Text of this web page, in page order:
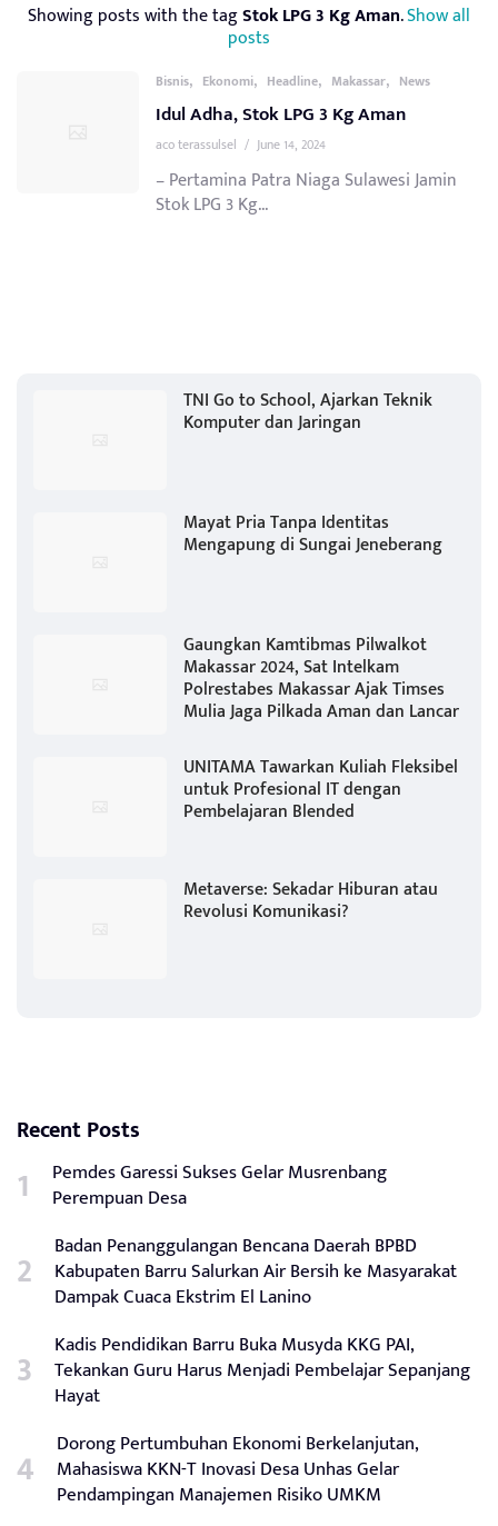
Showing posts with the tagStok LPG 3 Kg Aman.Show all
posts
Bisnis, Ekonomi, Headline, Makassar, News
Idul Adha, Stok LPG 3 Kg Aman
aco terassulsel / June 14, 2024
– Pertamina Patra Niaga Sulawesi Jamin
Stok LPG 3 Kg...
TNI Go to School, Ajarkan Teknik
Komputer dan Jaringan
Mayat Pria Tanpa Identitas
Mengapung di Sungai Jeneberang
Gaungkan Kamtibmas Pilwalkot
Makassar 2024, Sat Intelkam
Polrestabes Makassar Ajak Timses
Mulia Jaga Pilkada Aman dan Lancar
UNITAMA Tawarkan Kuliah Fleksibel
untuk Profesional IT dengan
Pembelajaran Blended
Metaverse: Sekadar Hiburan atau
Revolusi Komunikasi?
Recent Posts
Pemdes Garessi Sukses Gelar Musrenbang
Perempuan Desa
Badan Penanggulangan Bencana Daerah BPBD
Kabupaten Barru Salurkan Air Bersih ke Masyarakat
Dampak Cuaca Ekstrim El Lanino
Kadis Pendidikan Barru Buka Musyda KKG PAI,
Tekankan Guru Harus Menjadi Pembelajar Sepanjang
Hayat
Dorong Pertumbuhan Ekonomi Berkelanjutan,
Mahasiswa KKN-T Inovasi Desa Unhas Gelar
Pendampingan Manajemen Risiko UMKM